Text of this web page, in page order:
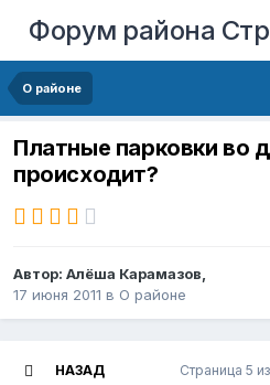
Форум района
О районе
Платные парковки во
происходит?
Автор: Алёша Карамазов,
17 июня 2011 в О районе
НАЗАД Страница 5